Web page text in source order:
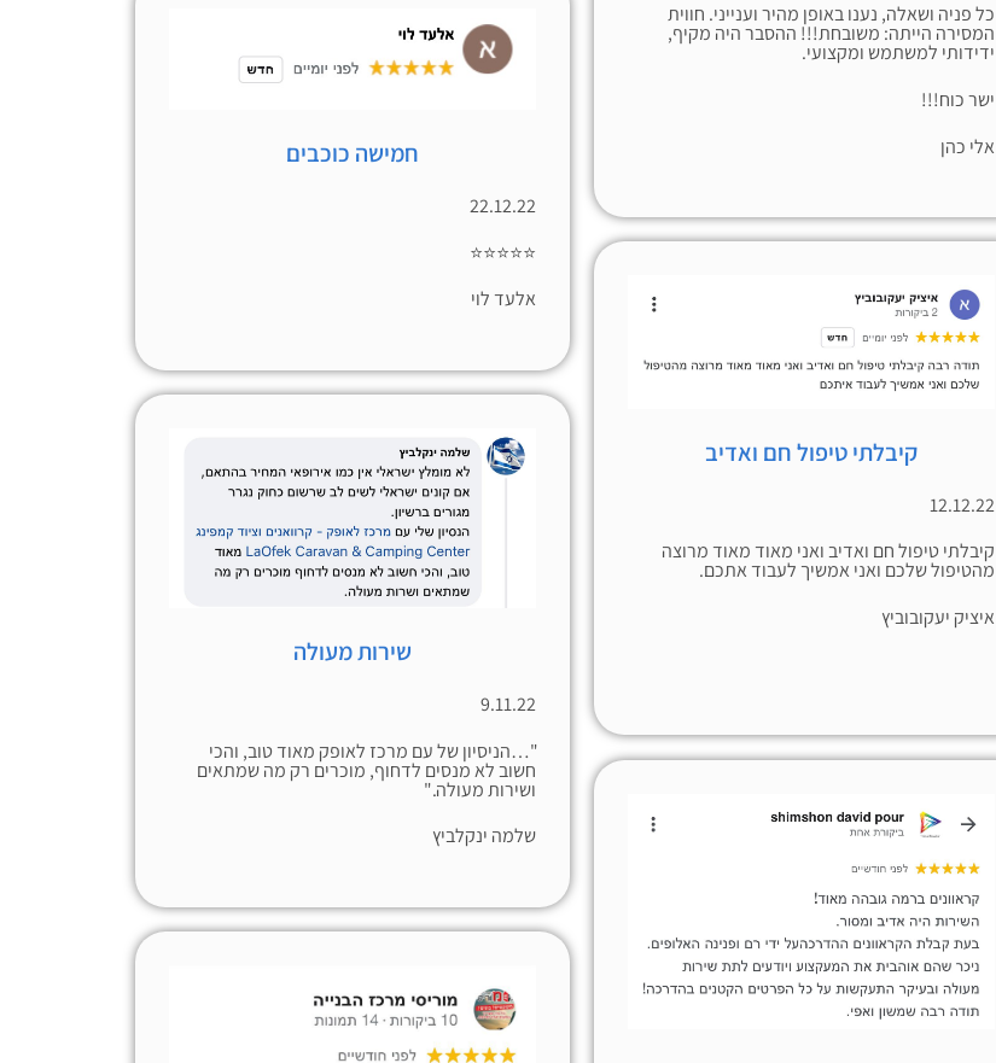
כל פניה ושאלה, נענו באופן מהיר וענייני. חווית
המסירה הייתה: משובחת!!! ההסבר היה מקיף,
ידידותי למשתמש ומקצועי.
ישר כוח!!!
אלי כהן
חמישה כוכבים
22.12.22
⭐⭐⭐⭐⭐
אלעד לוי
קיבלתי טיפול חם ואדיב
12.12.22
קיבלתי טיפול חם ואדיב ואני מאוד מאוד מרוצה
מהטיפול שלכם ואני אמשיך לעבוד אתכם.
איציק יעקובוביץ
שירות מעולה
9.11.22
"…הניסיון של עם מרכז לאופק מאוד טוב, והכי
חשוב לא מנסים לדחוף, מוכרים רק מה שמתאים
ושירות מעולה."
שלמה ינקלביץ